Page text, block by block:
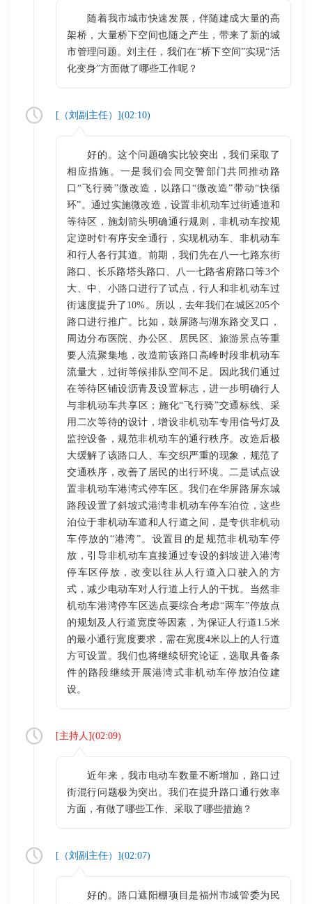
随着我市城市快速发展，伴随建成大量的高
架桥，大量桥下空间也随之产生，带来了新的城
市管理问题。刘主任，我们在“桥下空间”实现“活
化变身”方面做了哪些工作呢？
[（刘副主任）](02:10)
好的。这个问题确实比较突出，我们采取了
相应措施。一是我们会同交警部门共同推动路
口“飞行骑”微改造，以路口“微改造”带动“快循
环”。通过实施微改造，设置非机动车过街通道和
等待区，施划箭头明确通行规则，非机动车按规
定逆时针有序安全通行，实现机动车、非机动车
和行人各行其道。前期，我们先在八一七路东街
路口、长乐路塔头路口、八一七路省府路口等3个
大、中、小路口进行了试点，行人和非机动车过
街速度提升了10%。所以，去年我们在城区205个
路口进行推广。比如，鼓屏路与湖东路交叉口，
周边分布医院、办公区、居民区、旅游景点等重
要人流聚集地，改造前该路口高峰时段非机动车
流量大，过街等候排队空间不足。因此我们通过
在等待区铺设沥青及设置标志，进一步明确行人
与非机动车共享区；施化“飞行骑”交通标线、采
用二次等待的设计，增设非机动车专用信号灯及
监控设备，规范非机动车的通行秩序。改造后极
大缓解了该路口人、车交织严重的现象，规范了
交通秩序，改善了居民的出行环境。二是试点设
置非机动车港湾式停车区。我们在华屏路屏东城
路段设置了斜坡式港湾非机动车停车泊位，这些
泊位于非机动车道和人行道之间，是专供非机动
车停放的“港湾”。设置目的是规范非机动车停
放，引导非机动车直接通过专设的斜坡进入港湾
停车区停放，改变以往从人行道入口驶入的方
式，减少电动车对人行道上行人的干扰。当然非
机动车港湾停车区选点要综合考虑“两车”停放点
的规划及人行道宽度等因素，为保证人行道1.5米
的最小通行宽度要求，需在宽度4米以上的人行道
方可设置。我们也将继续研究论证，选取具备条
件的路段继续开展港湾式非机动车停放泊位建
设。
[主持人](02:09)
近年来，我市电动车数量不断增加，路口过
街混行问题极为突出。我们在提升路口通行效率
方面，有做了哪些工作、采取了哪些措施？
[（刘副主任）](02:07)
好的。路口遮阳棚项目是福州市城管委为民